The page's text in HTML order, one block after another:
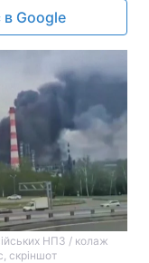
в Google
НПЗ / колаж
скріншот